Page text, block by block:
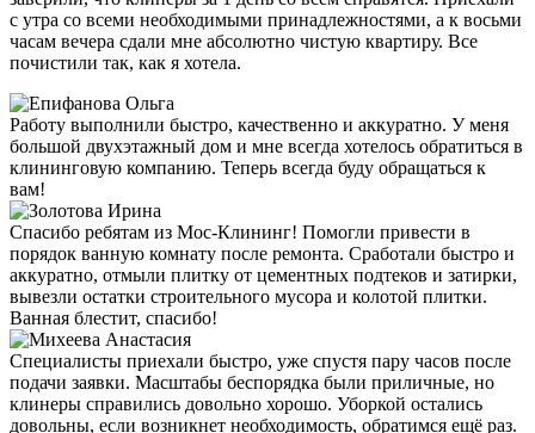
с утра со всеми необходимыми принадлежностями, а к восьми
часам вечера сдали мне абсолютно чистую квартиру. Все
почистили так, как я хотела.
Работу выполнили быстро, качественно и аккуратно. У меня
большой двухэтажный дом и мне всегда хотелось обратиться в
клининговую компанию. Теперь всегда буду обращаться к
вам!
Спасибо ребятам из Мос-Клининг! Помогли привести в
порядок ванную комнату после ремонта. Сработали быстро и
аккуратно, отмыли плитку от цементных подтеков и затирки,
вывезли остатки строительного мусора и колотой плитки.
Ванная блестит, спасибо!
Специалисты приехали быстро, уже спустя пару часов после
подачи заявки. Масштабы беспорядка были приличные, но
клинеры справились довольно хорошо. Уборкой остались
довольны, если возникнет необходимость, обратимся ещё раз.